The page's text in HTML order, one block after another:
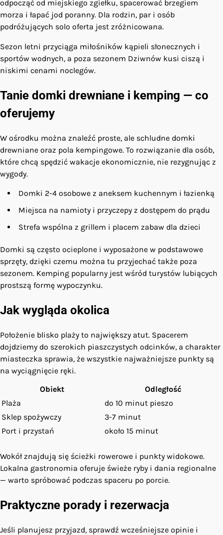
odpocząć od miejskiego zgiełku, spacerować brzegiem
morza i łapać jod poranny. Dla rodzin, par i osób
podróżujących solo oferta jest zróżnicowana.
Sezon letni przyciąga miłośników kąpieli słonecznych i
sportów wodnych, a poza sezonem Dziwnów kusi ciszą i
niskimi cenami noclegów.
Tanie domki drewniane i kemping — co
oferujemy
W ośrodku można znaleźć proste, ale schludne domki
drewniane oraz pola kempingowe. To rozwiązanie dla osób,
które chcą spędzić wakacje ekonomicznie, nie rezygnując z
wygody.
Domki 2-4 osobowe z aneksem kuchennym i łazienką
Miejsca na namioty i przyczepy z dostępem do prądu
Strefa wspólna z grillem i placem zabaw dla dzieci
Domki są często ocieplone i wyposażone w podstawowe
sprzęty, dzięki czemu można tu przyjechać także poza
sezonem. Kemping popularny jest wśród turystów lubiących
prostszą formę wypoczynku.
Jak wygląda okolica
Położenie blisko plaży to największy atut. Spacerem
dojdziemy do szerokich piaszczystych odcinków, a charakter
miasteczka sprawia, że wszystkie najważniejsze punkty są
na wyciągnięcie ręki.
Obiekt
Odległość
Plaża
do 10 minut pieszo
Sklep spożywczy
3-7 minut
Port i przystań
około 15 minut
Wokół znajdują się ścieżki rowerowe i punkty widokowe.
Lokalna gastronomia oferuje świeże ryby i dania regionalne
— warto spróbować podczas spaceru po porcie.
Praktyczne porady i rezerwacja
Jeśli planujesz przyjazd, sprawdź wcześniejsze opinie i